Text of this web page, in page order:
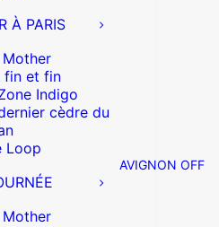
À PARIS
Mother
fin et fin
Indigo
cèdre du
Loop
Mother
AVIGNON OFF